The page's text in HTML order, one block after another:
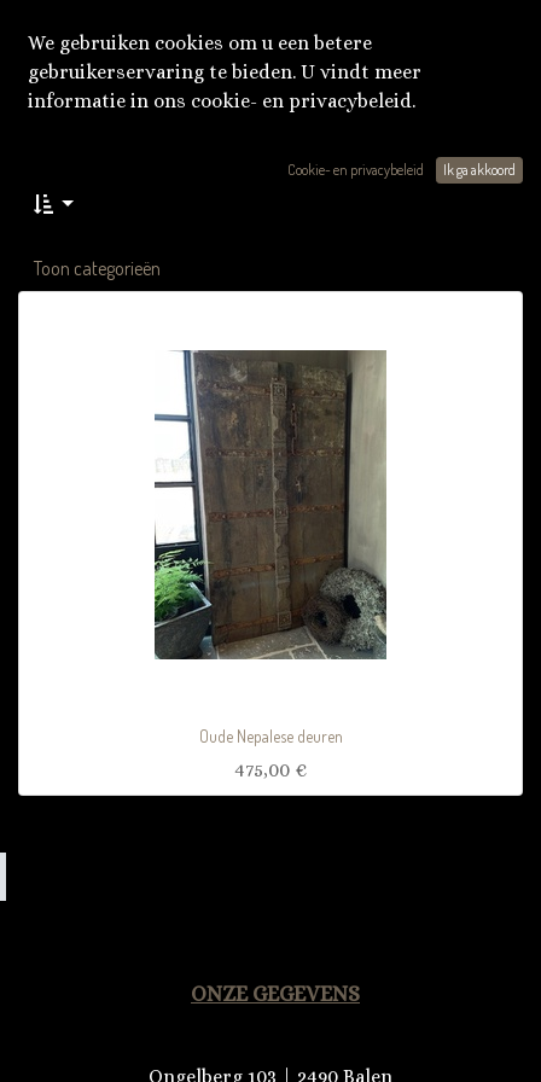
Toon categorieën
Oude Nepalese deuren
475,00 €
ONZE GEGEVENS
Ongelberg 103 | 2490 Balen
We gebruiken cookies om u een betere
gebruikerservaring te bieden. U vindt meer
informatie in ons cookie- en privacybeleid.
Cookie- en privacybeleid Ik ga akkoord